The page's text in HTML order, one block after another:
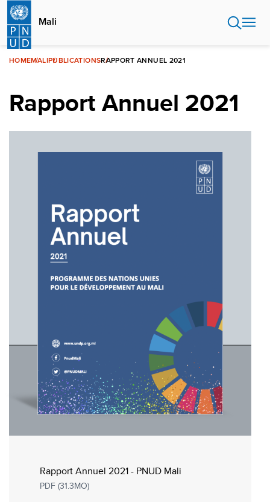
Aller
contenu
principal
Mali
HOMEMALIPUBLICATIONSRAPPORT ANNUEL 2021
Rapport Annuel 2021
Rapport Annuel 2021 - PNUD Mali
PDF (31.3MO)